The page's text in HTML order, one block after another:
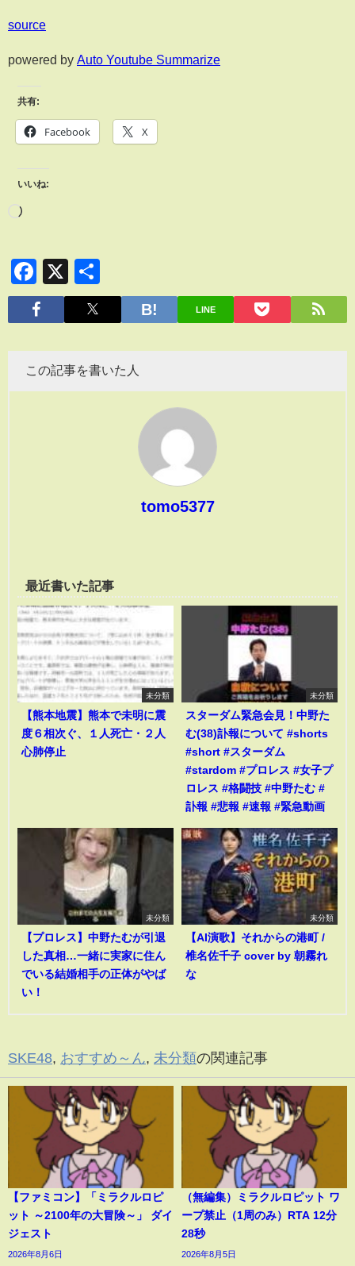
source
powered by Auto Youtube Summarize
共有:
Facebook X
いいね:
Facebook
X
有
LINE
この記事を書いた人
tomo5377
最近書いた記事
未分類
【熊本地震】熊本で未明に震
度６相次ぐ、１人死亡・２人
心肺停止
未分類
スターダム緊急会見！中野た
む(38)訃報について #shorts
#short #スターダム
#stardom #プロレス #女子プ
ロレス #格闘技 #中野たむ #
訃報 #悲報 #速報 #緊急動画
未分類
【プロレス】中野たむが引退
した真相…一緒に実家に住ん
でいる結婚相手の正体がやば
い！
未分類
【AI演歌】それからの港町 /
椎名佐千子 cover by 朝霧れ
な
SKE48, おすすめ～ん, 未分類の関連記事
【ファミコン】「ミラクルロピ
ット ～2100年の大冒険～」 ダイ
ジェスト
2026年8月6日
（無編集）ミラクルロピット ワ
ープ禁止（1周のみ）RTA 12分
28秒
2026年8月5日